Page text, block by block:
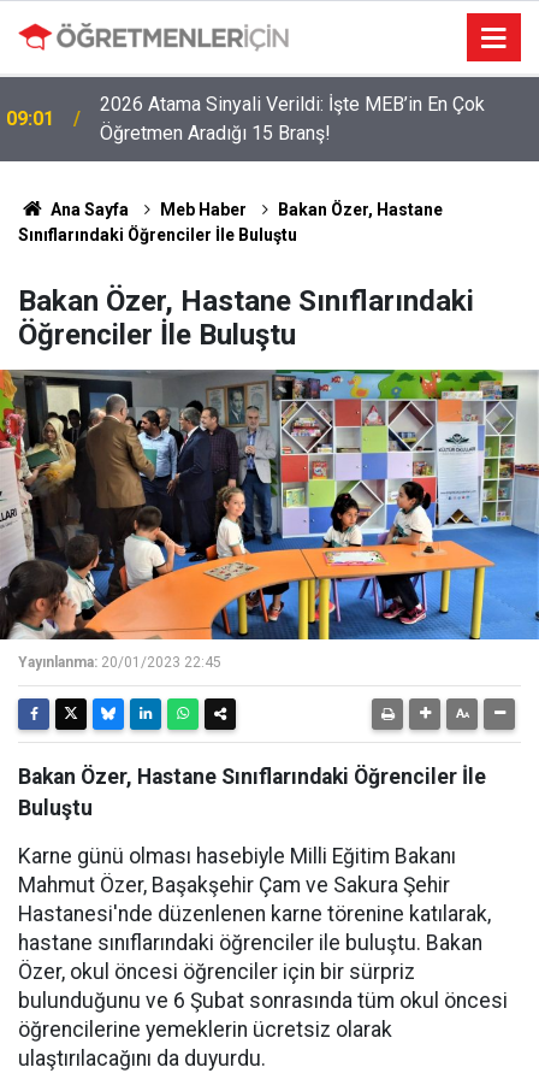
09:01
2026 Atama Sinyali Verildi: İşte MEB’in En Çok
Öğretmen Aradığı 15 Branş!
Ana Sayfa Meb Haber
Bakan Özer, Hastane
Sınıflarındaki Öğrenciler İle Buluştu
Bakan Özer, Hastane Sınıflarındaki
Öğrenciler İle Buluştu
Yayınlanma: 20/01/2023 22:45
Bakan Özer, Hastane Sınıflarındaki Öğrenciler İle
Buluştu
Karne günü olması hasebiyle Milli Eğitim Bakanı
Mahmut Özer, Başakşehir Çam ve Sakura Şehir
Hastanesi'nde düzenlenen karne törenine katılarak,
hastane sınıflarındaki öğrenciler ile buluştu. Bakan
Özer, okul öncesi öğrenciler için bir sürpriz
bulunduğunu ve 6 Şubat sonrasında tüm okul öncesi
öğrencilerine yemeklerin ücretsiz olarak
ulaştırılacağını da duyurdu.